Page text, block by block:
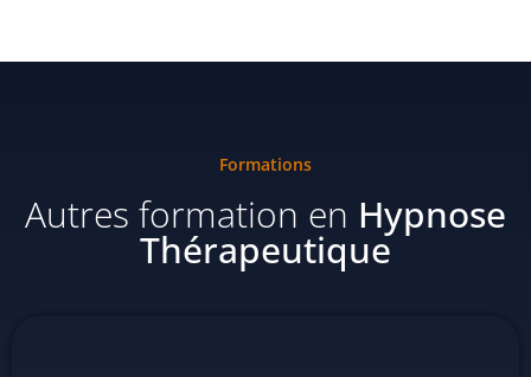
Formations
Autres formation en Hypnose
Thérapeutique